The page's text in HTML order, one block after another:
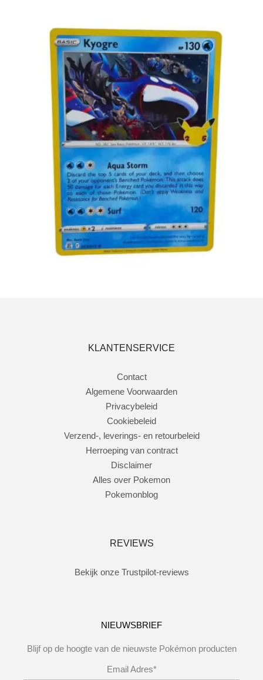
€2.99
KLANTENSERVICE
Contact
Algemene Voorwaarden
Privacybeleid
Cookiebeleid
Verzend-, leverings- en retourbeleid
Herroeping van contract
Disclaimer
Alles over Pokemon
Pokemonblog
REVIEWS
Bekijk onze Trustpilot-reviews
NIEUWSBRIEF
Blijf op de hoogte van de nieuwste Pokémon producten
Email Adres*